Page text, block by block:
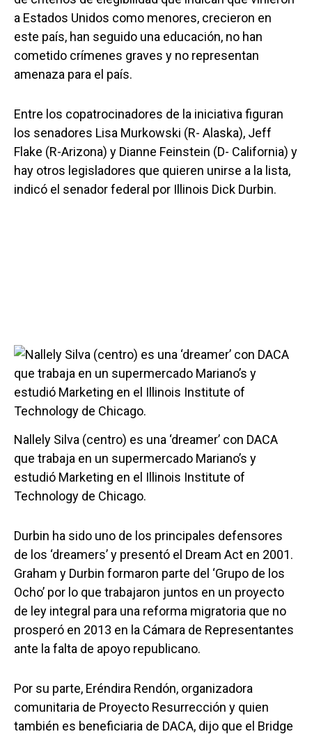
a Estados Unidos como menores, crecieron en
este país, han seguido una educación, no han
cometido crímenes graves y no representan
amenaza para el país.
Entre los copatrocinadores de la iniciativa figuran
los senadores Lisa Murkowski (R- Alaska), Jeff
Flake (R-Arizona) y Dianne Feinstein (D- California) y
hay otros legisladores que quieren unirse a la lista,
indicó el senador federal por Illinois Dick Durbin.
Nallely Silva (centro) es una ‘dreamer’ con DACA
que trabaja en un supermercado Mariano’s y
estudió Marketing en el Illinois Institute of
Technology de Chicago.
Durbin ha sido uno de los principales defensores
de los ‘dreamers’ y presentó el Dream Act en 2001.
Graham y Durbin formaron parte del ‘Grupo de los
Ocho’ por lo que trabajaron juntos en un proyecto
de ley integral para una reforma migratoria que no
prosperó en 2013 en la Cámara de Representantes
ante la falta de apoyo republicano.
Por su parte, Eréndira Rendón, organizadora
comunitaria de Proyecto Resurrección y quien
también es beneficiaria de DACA, dijo que el Bridge